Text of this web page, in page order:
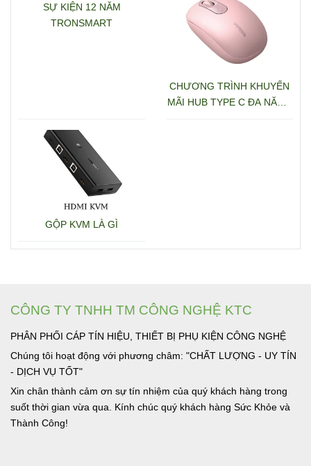
SỰ KIỆN 12 NĂM
TRONSMART
CHƯƠNG TRÌNH KHUYẾN
MÃI HUB TYPE C ĐA NĂNG
GỘP KVM LÀ GÌ
CÔNG TY TNHH TM CÔNG NGHỆ KTC
PHÂN PHỐI CÁP TÍN HIỆU, THIẾT BỊ PHỤ KIỆN CÔNG NGHỆ
Chúng tôi hoạt động với phương châm: "CHẤT LƯỢNG - UY TÍN
- DỊCH VỤ TỐT"
Xin chân thành cảm ơn sự tín nhiệm của quý khách hàng trong
suốt thời gian vừa qua. Kính chúc quý khách hàng Sức Khỏe và
Thành Công!